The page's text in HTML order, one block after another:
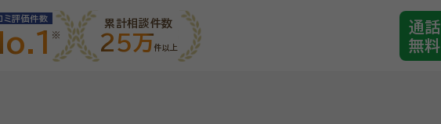
ミ評価件数 累計相談件数
25万件以上
通話
無料